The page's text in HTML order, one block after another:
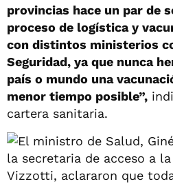
provincias hace un par de
proceso de logística y
con distintos ministerios
Seguridad, ya que nunca
país o mundo una
menor tiempo posible”,
cartera sanitaria.